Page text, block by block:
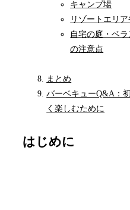
キャンプ場
リゾートエリ
自宅の庭・ベ
の注意点
まとめ
バーベキューQ&A：
く楽しむために
はじめに